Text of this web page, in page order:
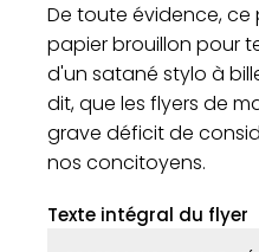
De toute évidence, ce
papier brouillon pour
d'un satané stylo à
dit, que les flyers de
grave déficit de
nos concitoyens.
Texte intégral du flyer